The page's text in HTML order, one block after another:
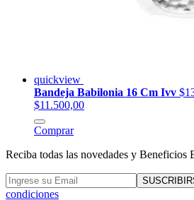
quickview
Bandeja Babilonia 16 Cm Ivv
$11.500,00
Comprar
Reciba todas las novedades y Beneficios
condiciones